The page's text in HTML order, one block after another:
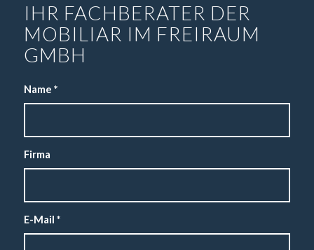
IHR FACHBERATER DER
MOBILIAR IM FREIRAUM
GMBH
Name *
Firma
E-Mail *